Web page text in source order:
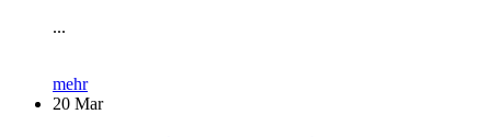
...
mehr
20 Mar